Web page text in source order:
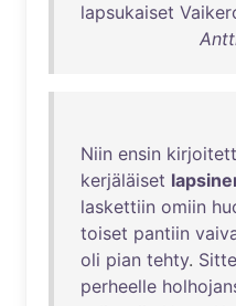
lapsukaiset
Niin ensin
kerjäläiset
laskettiin omiin
toiset pantiin
oli pian tehty.
perheelle